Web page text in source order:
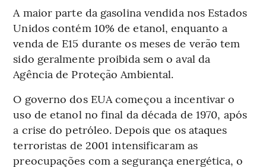
A maior parte da gasolina vendida nos Estados
Unidos contém 10% de etanol, enquanto a
venda de E15 durante os meses de verão tem
sido geralmente proibida sem o aval da
Agência de Proteção Ambiental.
O governo dos EUA começou a incentivar o
uso de etanol no final da década de 1970, após
a crise do petróleo. Depois que os ataques
terroristas de 2001 intensificaram as
preocupações com a segurança energética, o